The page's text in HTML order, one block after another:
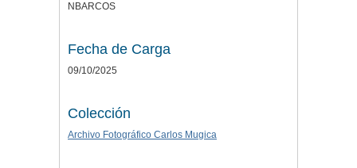
NBARCOS
Fecha de Carga
09/10/2025
Colección
Archivo Fotográfico Carlos Mugica